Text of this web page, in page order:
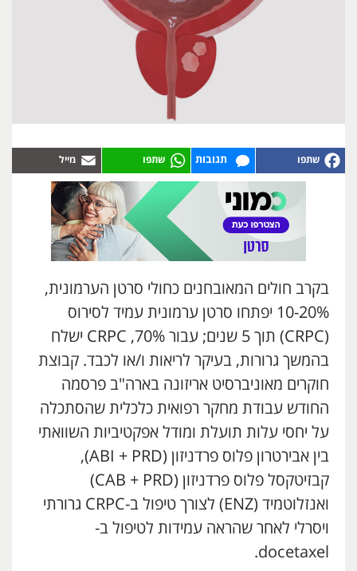
תגובות
בקרב חולים המאובחנים כחולי סרטן הערמונית,
10-20% יפתחו סרטן ערמונית עמיד לסירוס
(CRPC) תוך 5 שנים; עבור 70%, CRPC ישלח
בהמשך גרורות, בעיקר לריאות ו/או לכבד. קבוצת
חוקרים מאוניברסיט אריזונה בארה"ב פרסמה
החודש עבודת מחקר רפואית כלכלית שהסתכלה
על יחסי עלות תועלת ומודל אפקטיביות השוואתי
בין אבירטרון פלוס פרדניזון (ABI + PRD),
קבזיטקסל פלוס פרדניזון (CAB + PRD)
ואנזלוטמיד (ENZ) לצורך טיפול ב-CRPC גרורתי
ויסרלי לאחר שהראה עמידות לטיפול ב-
docetaxel.